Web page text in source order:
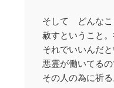
そして どんなこ
赦すということ。
それでいいんだと
悪霊が働いてる
その人の為に祈る